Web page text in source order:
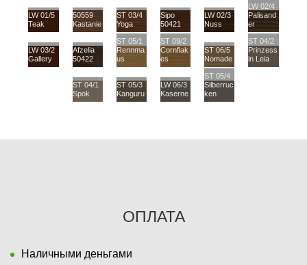
LW 01/5
Teak
50559
Kastanie
ST 03/4
Yoga
Sipo
50421
LW 02/3
Nuss
LW 02/4
Palisand
er
LW 03/2
Gallery
Afzelia
50422
ST 05/1
Rennma
us
ST 09/2
Cornflak
es
ST 06/5
Nomade
ST 04/2
Prinzess
in Leia
ST 04/1
Spok
ST 05/3
Kanguru
LW 06/3
Kaserne
ST 05/4
Silberruc
ken
ОПЛАТА
Наличными деньгами